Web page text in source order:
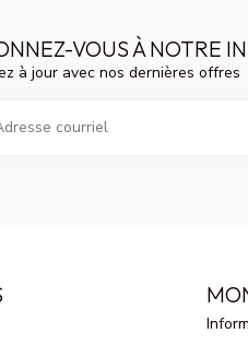
VOUS À NOTRE
à jour avec nos dernières offres